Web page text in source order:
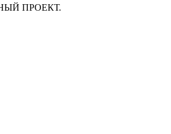
ПРОЕКТ.